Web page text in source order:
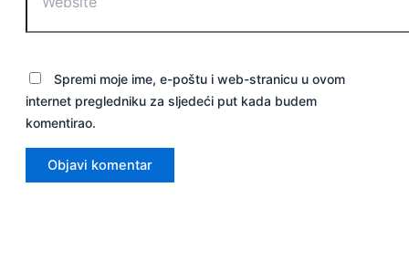
Spremi moje ime, e-poštu i web-stranicu u ovom
internet pregledniku za sljedeći put kada budem
komentirao.